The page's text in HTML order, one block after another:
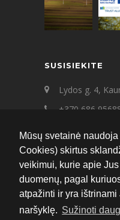
Mūsų svetainė
Cookies) skirtus
veikimui, kurie apie
duomenų, pagal
atpažinti ir yra ištrinami
naršyklę. Sužinoti
SUSISIEKITE
Lydos g. 4,
+370 686
ecat@ecat.lt
Facebook